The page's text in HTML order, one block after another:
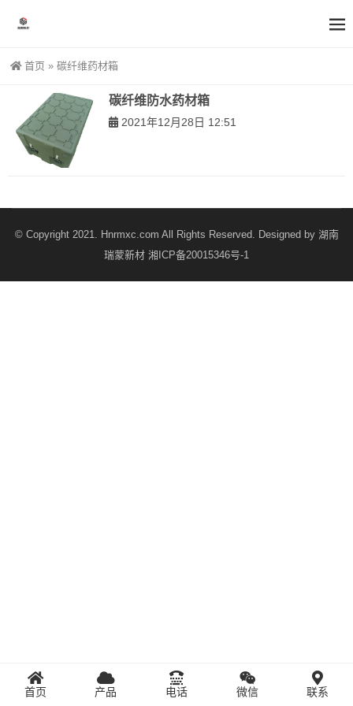
首页 » 碳纤维药材箱
碳纤维防水药材箱
2021年12月28日 12:51
© Copyright 2021. Hnrmxc.com All Rights Reserved. Designed by 湖南
瑞蒙新材 湘ICP备20015346号-1
首页 产品 电话 微信 联系